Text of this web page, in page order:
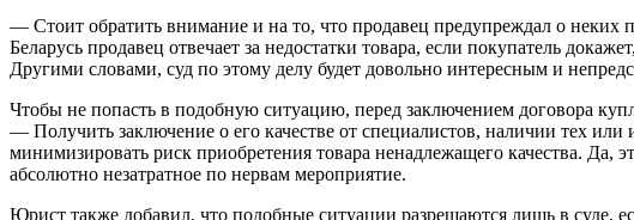
— Стоит обратить внимание и на то, что продавец предупреждал о неких
Беларусь продавец отвечает за недостатки товара, если покупатель
Другими словами, суд по этому делу будет довольно интересным и
Чтобы не попасть в подобную ситуацию, перед заключением договора
— Получить заключение о его качестве от специалистов, наличии тех
минимизировать риск приобретения товара ненадлежащего качества.
абсолютно незатратное по нервам мероприятие.
Юрист также добавил, что подобные ситуации разрешаются лишь в суде,